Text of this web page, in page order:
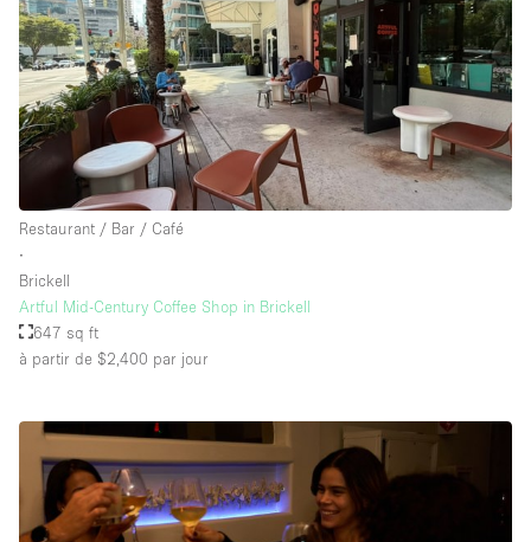
Restaurant / Bar / Café
∙
Brickell
Artful Mid-Century Coffee Shop in Brickell
647 sq ft
à partir de $2,400 par jour